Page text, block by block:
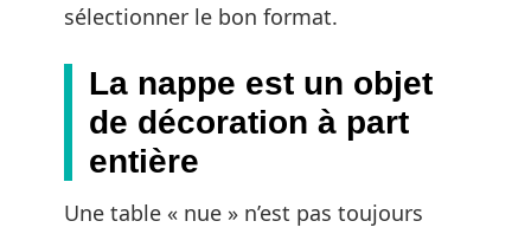
sélectionner le bon format.
La nappe est un objet
de décoration à part
entière
Une table « nue » n’est pas toujours